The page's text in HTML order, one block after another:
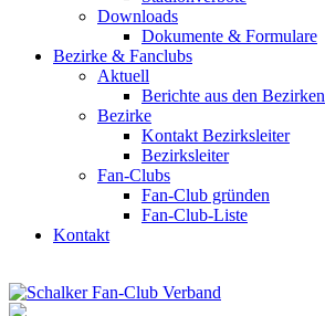
Downloads
Dokumente & Formulare
Bezirke & Fanclubs
Aktuell
Berichte aus den Bezirken
Bezirke
Kontakt Bezirksleiter
Bezirksleiter
Fan-Clubs
Fan-Club gründen
Fan-Club-Liste
Kontakt